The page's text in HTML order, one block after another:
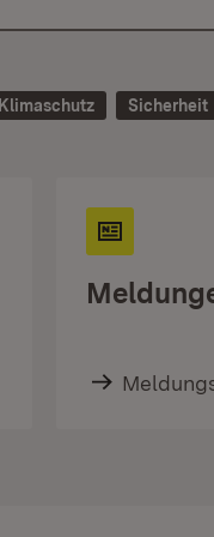
Klimaschutz Sicherheit